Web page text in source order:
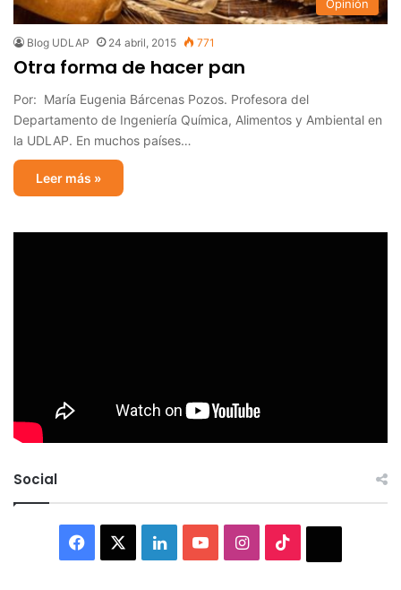
Opinión
Blog UDLAP 24 abril, 2015 771
Otra forma de hacer pan
Por: María Eugenia Bárcenas Pozos. Profesora del
Departamento de Ingeniería Química, Alimentos y Ambiental en
la UDLAP. En muchos países…
Leer más »
Social
Facebook LinkedInYouTubeInstagram